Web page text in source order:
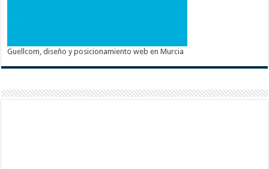
Guellcom, diseño y posicionamiento web en Murcia